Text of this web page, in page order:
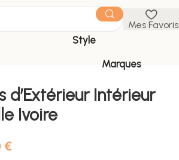
Mes Favoris
Style
Marques
d’Extérieur Intérieur
Ivoire
€